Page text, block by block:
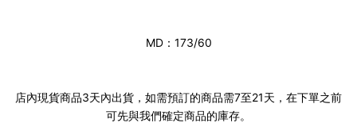
MD：173/60
店內現貨商品3天內出貨，如需預訂的商品需7至21天，在下單之前
可先與我們確定商品的庫存。